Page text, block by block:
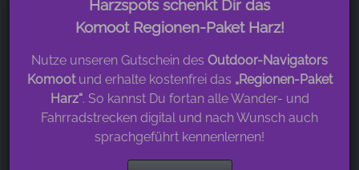
Harzspots schenkt Dir das
Komoot Regionen-Paket Harz!
Nutze unseren Gutschein des Outdoor-Navigators
Komootund erhalte kostenfrei das „Regionen-Paket
Harz“. So kannst Du fortan alle Wander- und
Fahrradstrecken digital und nach Wunsch auch
sprachgeführt kennenlernen!